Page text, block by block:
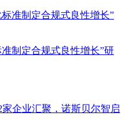
制定合规式良性增长”研